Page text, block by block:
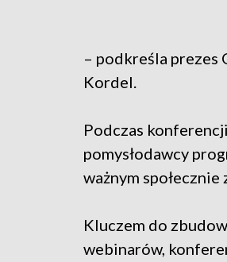
– podkreśla prezes
Kordel.
Podczas
pomysłodawcy
ważnym
Kluczem do
webinarów,